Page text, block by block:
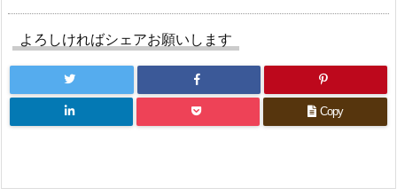
よろしければシェアお願いします
Copy